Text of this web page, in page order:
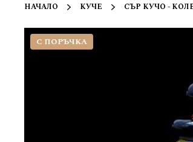
НАЧАЛО КУЧЕ СЪР КУЧО -
С ПОРЪЧКА